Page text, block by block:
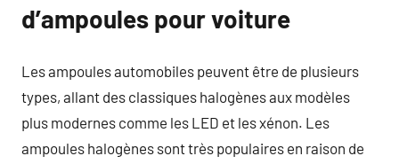
d’ampoules pour voiture
Les ampoules automobiles peuvent être de plusieurs
types, allant des classiques halogènes aux modèles
plus modernes comme les LED et les xénon. Les
ampoules halogènes sont très populaires en raison de